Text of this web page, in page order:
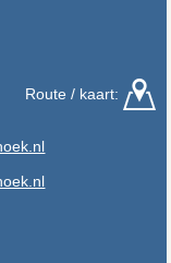
Route / kaart: